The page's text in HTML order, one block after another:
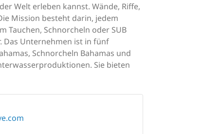
Welt erleben kannst. Wände, Riffe,
Mission besteht darin, jedem
Tauchen, Schnorcheln oder SUB
Das Unternehmen ist in fünf
Schnorcheln Bahamas und
Sie bieten